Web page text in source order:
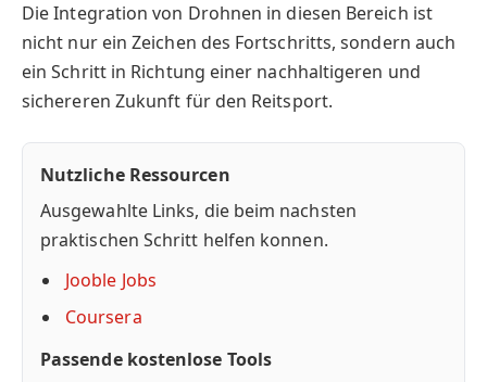
Die Integration von Drohnen in diesen Bereich ist
nicht nur ein Zeichen des Fortschritts, sondern auch
ein Schritt in Richtung einer nachhaltigeren und
sichereren Zukunft für den Reitsport.
Nutzliche Ressourcen
Ausgewahlte Links, die beim nachsten
praktischen Schritt helfen konnen.
Jooble Jobs
Coursera
Passende kostenlose Tools